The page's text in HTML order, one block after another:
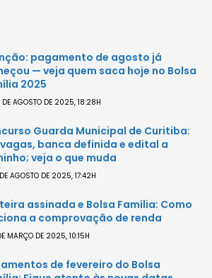
pagamento de agosto já
— veja quem saca hoje no Bolsa
2025
AGOSTO DE 2025, 18:28H
Guarda Municipal de Curitiba:
vagas, banca definida e edital a
veja o que muda
AGOSTO DE 2025, 17:42H
assinada e Bolsa Família: Como
a comprovação de renda
MARÇO DE 2025, 10:15H
de fevereiro do Bolsa